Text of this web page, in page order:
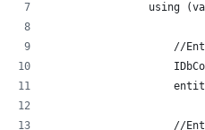
using
//
//